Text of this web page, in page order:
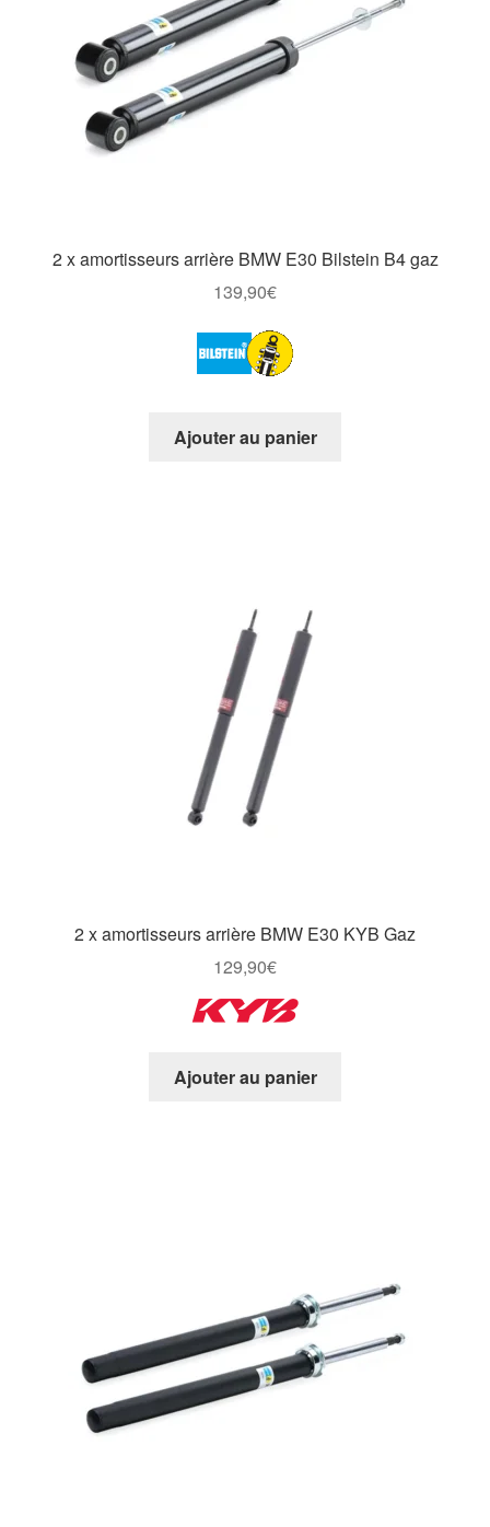
2 x amortisseurs arrière BMW E30 Bilstein B4 gaz
139,90€
Ajouter au panier
2 x amortisseurs arrière BMW E30 KYB Gaz
129,90€
Ajouter au panier